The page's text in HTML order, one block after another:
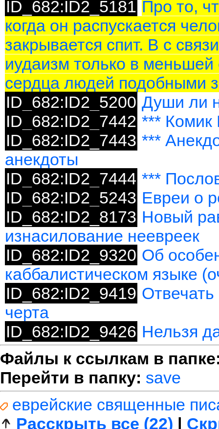
ID_682:ID2_5181 Про то,
когда он распускается
закрывается спит. В с
иудаизм только в
сердца людей подобными
ID_682:ID2_5200 Души ли
ID_682:ID2_7442 *** Комик
ID_682:ID2_7443 ***
анекдоты
ID_682:ID2_7444 ***
ID_682:ID2_5243 Евреи о
ID_682:ID2_8173 Новый
изнасилование неевреек
ID_682:ID2_9320 Об
каббалистическом языке
ID_682:ID2_9419
черта
ID_682:ID2_9426 Нельзя
Файлы к ссылкам в
Перейти в папку: save
еврейские священные
Расскрыть все (22) |